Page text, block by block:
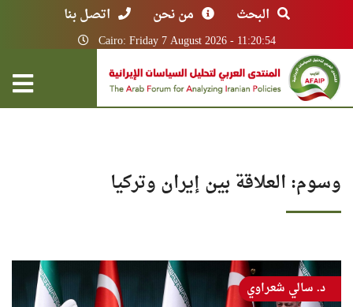
البحث من نحن اتصل بنا
Cairo: Friday 7 August 2026 - 11:20:54
وسوم: العلاقة بين إيران وتركيا
د. سالي شعراوي